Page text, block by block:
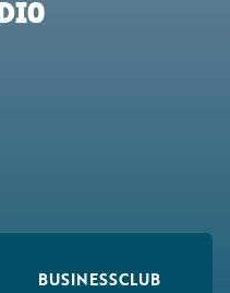
BUSINESSCLUB